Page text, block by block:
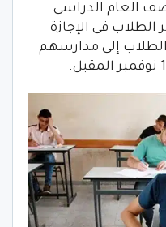
إجازة نصف العام الدراسى
فى الإجازة
إلى مدارسهم